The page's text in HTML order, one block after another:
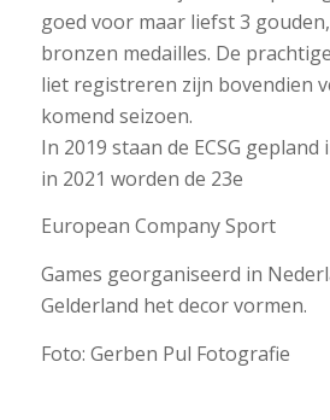
goed voor maar liefst 3
bronzen medailles. De
liet registreren zijn bovendien
komend seizoen.
In 2019 staan de ECSG
in 2021 worden de 23e
European Company Sport
Games georganiseerd in
Gelderland het decor vormen.
Foto: Gerben Pul Fotografie